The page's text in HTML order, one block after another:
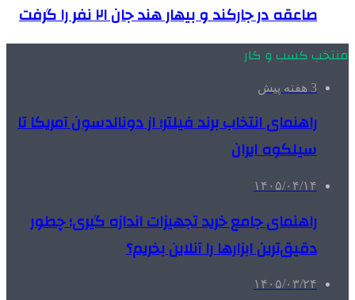
صاعقه در جارکند و بیهار هند جان ۲۱ نفر را گرفت
منتخب کسب و کار
3 هفته پیش
راهنمای انتخاب برند فیلتر؛ از دونالدسون آمریکا تا
سیلکوه ایران
۱۴۰۵/۰۴/۱۴
راهنمای جامع خرید تجهیزات اندازه گیری؛ چطور
دقیق‌ترین ابزارها را آنلاین بخریم؟
۱۴۰۵/۰۳/۲۴